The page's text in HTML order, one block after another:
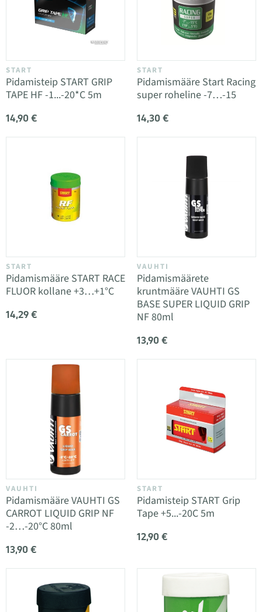
START
Pidamisteip START GRIP
TAPE HF -1...-20*C 5m
14,90 €
START
Pidamismääre Start Racing
super roheline -7…-15
14,30 €
START
Pidamismääre START RACE
FLUOR kollane +3…+1°C
14,29 €
VAUHTI
Pidamismäärete
kruntmääre VAUHTI GS
BASE SUPER LIQUID GRIP
NF 80ml
13,90 €
VAUHTI
Pidamismääre VAUHTI GS
CARROT LIQUID GRIP NF
-2…-20°C 80ml
13,90 €
START
Pidamisteip START Grip
Tape +5...-20C 5m
12,90 €